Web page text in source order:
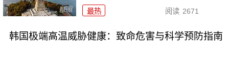
最热 阅读 2671
韩国极端高温威胁健康：致命危害与科学预防指南